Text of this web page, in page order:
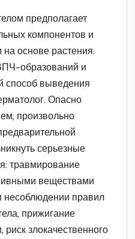
предполагает
компонентов и
основе растения.
образований и
способ выведения
Опасно
произвольно
серьезные
травмирование
веществами
несоблюдении правил
прижигание
злокачественного